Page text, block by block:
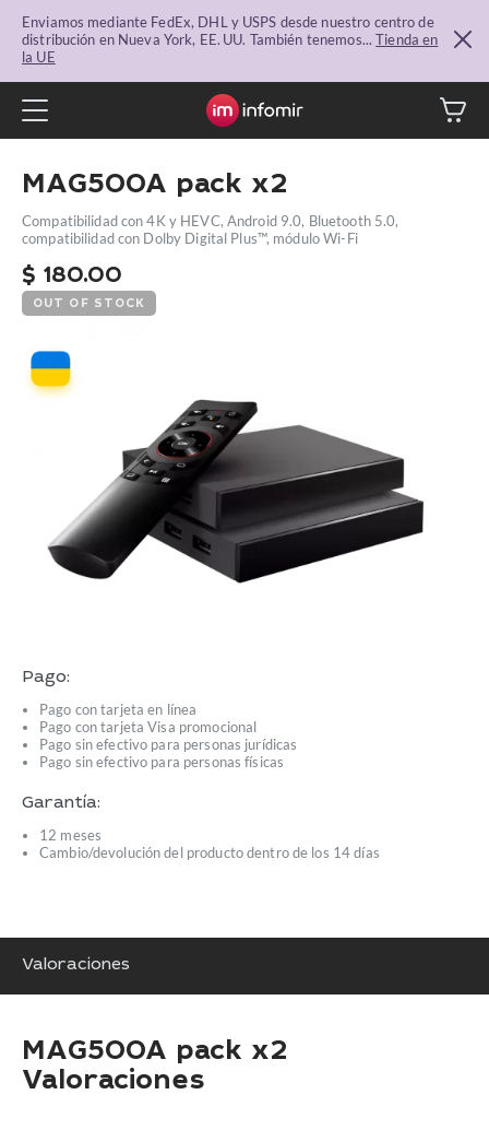
Enviamos mediante FedEx, DHL y USPS desde nuestro centro de
distribución en Nueva York, EE. UU. También tenemos...Tienda en
la UE
MAG500A pack x2
Compatibilidad con 4K y HEVC, Android 9.0, Bluetooth 5.0,
compatibilidad con Dolby Digital Plus™, módulo Wi-Fi
$ 180.00
OUT OF STOCK
Pago:
Pago con tarjeta en línea
Pago con tarjeta Visa promocional
Pago sin efectivo para personas jurídicas
Pago sin efectivo para personas físicas
Garantía:
12 meses
Cambio/devolución del producto dentro de los 14 días
Valoraciones
MAG500A pack x2
Valoraciones